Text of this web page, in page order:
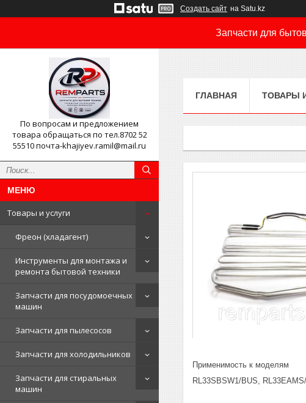
Создать сайт на Satu.kz
Запчасти для
По вопросам и предложением
товара обращаться по тел.8702 52
55510 почта-khajiyev.ramil@mail.ru
Товары и услуги
Фреон (хладагент)
Инструменты для монтажа и
ремонта бытовой техники
Запчасти для посудомоечных
машин
Запчасти для пылесосов
Запчасти для холодильников
Запчасти для стиральных
машин
ГЛАВНАЯ ТОВАРЫ
Применимость к моделям
RL33SBSW1/BUS,